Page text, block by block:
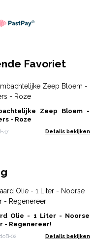
Favoriet
Zeep Bloem -
- Roze
47 Details bekijken
Olie - 1 Liter - Noorse
- Regenereer!
02 Details bekijken